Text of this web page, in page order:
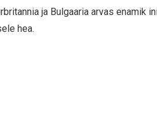
ja Bulgaaria arvas enamik
hea.